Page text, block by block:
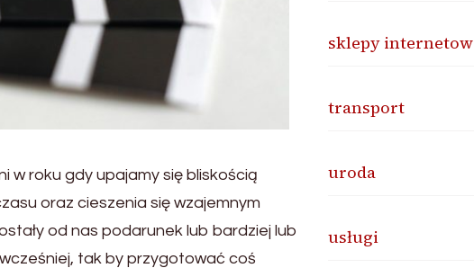
w roku gdy upajamy się bliskością
oraz cieszenia się wzajemnym
od nas podarunek lub bardziej lub
tak by przygotować coś
sklepy
transport
uroda
usługi